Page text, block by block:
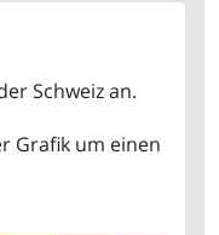
Schweiz an.
Grafik um einen